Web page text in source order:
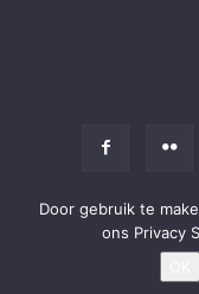
Aanmelden
Door gebruik te
ons Privacy